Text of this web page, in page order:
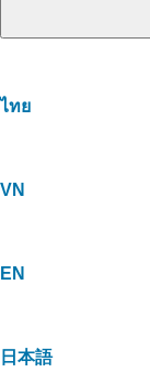
ไทย
VN
EN
日本語